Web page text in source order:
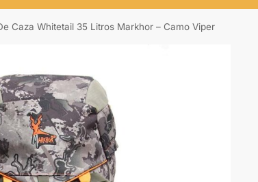
Caza Whitetail 35 Litros Markhor – Camo Viper